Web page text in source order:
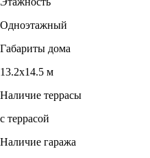
Одноэтажный
Габариты дома
13.2х14.5 м
Наличие террасы
с террасой
Наличие гаража